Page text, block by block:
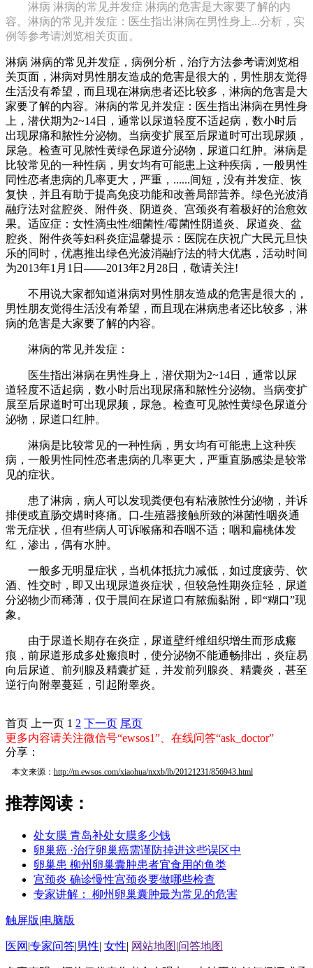
淋病 淋病的常见并发症 淋病的危害是大家要了解的内
容。淋病的常见并发症：医生指出淋病在男性身上...分析，实
例等参考请浏览相关页面。
淋病 淋病的常见并发症，病例分析，治疗方法参考请浏览相
关页面，淋病对男性朋友造成的危害是很大的，男性朋友觉得
生活没有希望，而且现在淋病患者还比较多，淋病的危害是大
家要了解的内容。淋病的常见并发症：医生指出淋病在男性身
上，潜伏期为2~14日，通常以尿道轻度不适起病，数小时后
出现尿痛和脓性分泌物。当病变扩展至后尿道时可出现尿频，
尿急。检查可见脓性黄绿色尿道分泌物，尿道口红肿。淋病是
比较常见的一种性病，男女均有可能患上这种疾病，一般男性
同性恋者患病的几率更大，严重，......间短，没有并发症、恢
复快，并且有助于提高免疫功能和改善局部营养。绿色光波消
融疗法对盆腔炎、附件炎、阴道炎、宫颈炎有着极好的治愈效
果。适应症：女性滴虫性/细菌性/霉菌性阴道炎、尿道炎、盆
腔炎、附件炎等妇科炎症温馨提示：医院在庆祝广大民元旦快
乐的同时，优惠推出绿色光波消融疗法的特大优惠，活动时间
为2013年1月1日——2013年2月28日，敬请关注!
不用说大家都知道淋病对男性朋友造成的危害是很大的，
男性朋友觉得生活没有希望，而且现在淋病患者还比较多，淋
病的危害是大家要了解的内容。
淋病的常见并发症：
医生指出淋病在男性身上，潜伏期为2~14日，通常以尿
道轻度不适起病，数小时后出现尿痛和脓性分泌物。当病变扩
展至后尿道时可出现尿频，尿急。检查可见脓性黄绿色尿道分
泌物，尿道口红肿。
淋病是比较常见的一种性病，男女均有可能患上这种疾
病，一般男性同性恋者患病的几率更大，严重直肠感染是较常
见的症状。
患了淋病，病人可以发现粪便包有粘液脓性分泌物，并诉
排便或直肠交媾时疼痛。口-生殖器接触所致的淋菌性咽炎通
常无症状，但有些病人可诉喉痛和吞咽不适；咽和扁桃体发
红，渗出，偶有水肿。
一般多无明显症状，当机体抵抗力减低，如过度疲劳、饮
酒、性交时，即又出现尿道炎症状，但较急性期炎症轻，尿道
分泌物少而稀薄，仅于晨间在尿道口有脓痂黏附，即“糊口”现
象。
由于尿道长期存在炎症，尿道壁纤维组织增生而形成瘢
痕，前尿道形成多处瘢痕时，使分泌物不能通畅排出，炎症易
向后尿道、前列腺及精囊扩延，并发前列腺炎、精囊炎，甚至
逆行向附睾蔓延，引起附睾炎。
首页 上一页 1 2 下一页 尾页
更多内容请关注微信号“ewsos1”、在线问答“ask_doctor”
分享：
本文来源： http://m.ewsos.com/xiaohua/nxxb/lb/20121231/856943.html
推荐阅读：
处女膜 青岛补处女膜多少钱
卵巢癌 ·治疗卵巢癌需谨防掉进这些误区中
卵巢患 柳州卵巢囊肿患者宜食用的鱼类
宫颈炎 确诊慢性宫颈炎要做哪些检查
专家讲解： 柳州卵巢囊肿最为常见的危害
触屏版|电脑版
医网 |专家问答|男性| 女性| 网站地图 |问答地图